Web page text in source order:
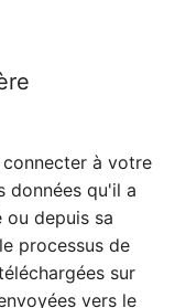
à votre
données qu'il a
depuis sa
processus de
sur
vers le